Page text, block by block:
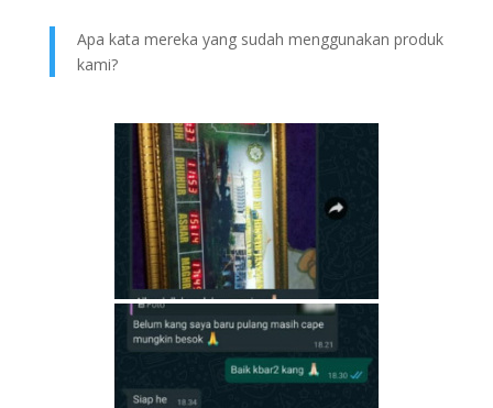
Apa kata mereka yang sudah menggunakan produk
kami?